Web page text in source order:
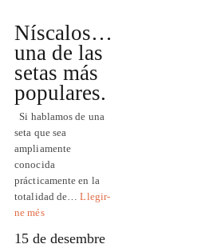
Níscalos…
una de las
setas más
populares.
Si hablamos de una
seta que sea
ampliamente
conocida
prácticamente en la
totalidad de…Llegir-
ne més
15 de desembre